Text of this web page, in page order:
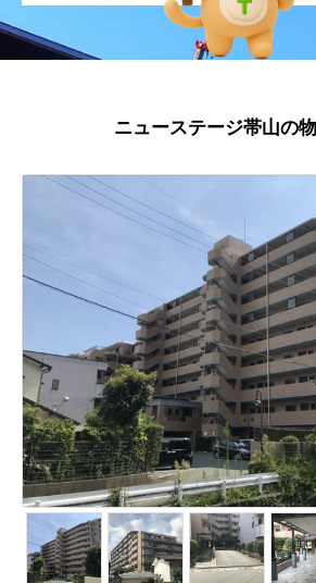
ニューステージ帯山の